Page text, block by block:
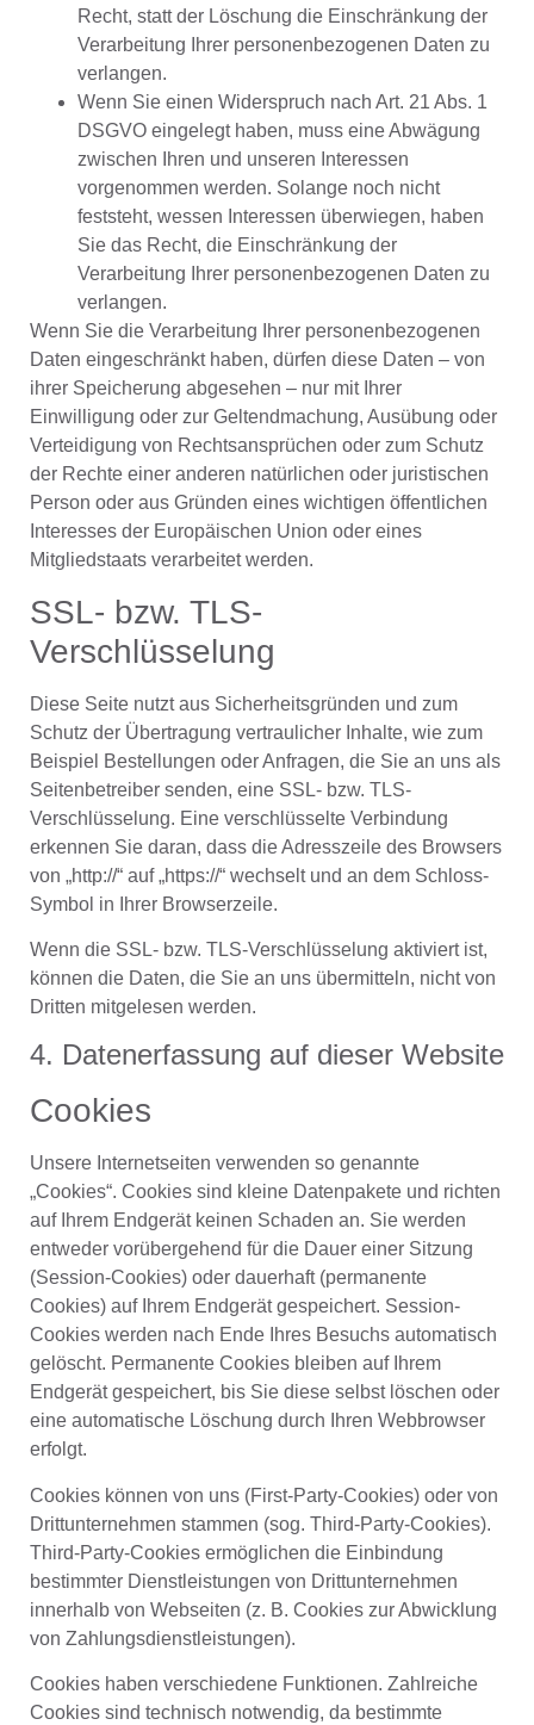
Recht, statt der Löschung die Einschränkung der
Verarbeitung Ihrer personenbezogenen Daten zu
verlangen.
Wenn Sie einen Widerspruch nach Art. 21 Abs. 1
DSGVO eingelegt haben, muss eine Abwägung
zwischen Ihren und unseren Interessen
vorgenommen werden. Solange noch nicht
feststeht, wessen Interessen überwiegen, haben
Sie das Recht, die Einschränkung der
Verarbeitung Ihrer personenbezogenen Daten zu
verlangen.
Wenn Sie die Verarbeitung Ihrer personenbezogenen
Daten eingeschränkt haben, dürfen diese Daten – von
ihrer Speicherung abgesehen – nur mit Ihrer
Einwilligung oder zur Geltendmachung, Ausübung oder
Verteidigung von Rechtsansprüchen oder zum Schutz
der Rechte einer anderen natürlichen oder juristischen
Person oder aus Gründen eines wichtigen öffentlichen
Interesses der Europäischen Union oder eines
Mitgliedstaats verarbeitet werden.
SSL- bzw. TLS-
Verschlüsselung
Diese Seite nutzt aus Sicherheitsgründen und zum
Schutz der Übertragung vertraulicher Inhalte, wie zum
Beispiel Bestellungen oder Anfragen, die Sie an uns als
Seitenbetreiber senden, eine SSL- bzw. TLS-
Verschlüsselung. Eine verschlüsselte Verbindung
erkennen Sie daran, dass die Adresszeile des Browsers
von „http://“ auf „https://“ wechselt und an dem Schloss-
Symbol in Ihrer Browserzeile.
Wenn die SSL- bzw. TLS-Verschlüsselung aktiviert ist,
können die Daten, die Sie an uns übermitteln, nicht von
Dritten mitgelesen werden.
4. Datenerfassung auf dieser Website
Cookies
Unsere Internetseiten verwenden so genannte
„Cookies“. Cookies sind kleine Datenpakete und richten
auf Ihrem Endgerät keinen Schaden an. Sie werden
entweder vorübergehend für die Dauer einer Sitzung
(Session-Cookies) oder dauerhaft (permanente
Cookies) auf Ihrem Endgerät gespeichert. Session-
Cookies werden nach Ende Ihres Besuchs automatisch
gelöscht. Permanente Cookies bleiben auf Ihrem
Endgerät gespeichert, bis Sie diese selbst löschen oder
eine automatische Löschung durch Ihren Webbrowser
erfolgt.
Cookies können von uns (First-Party-Cookies) oder von
Drittunternehmen stammen (sog. Third-Party-Cookies).
Third-Party-Cookies ermöglichen die Einbindung
bestimmter Dienstleistungen von Drittunternehmen
innerhalb von Webseiten (z. B. Cookies zur Abwicklung
von Zahlungsdienstleistungen).
Cookies haben verschiedene Funktionen. Zahlreiche
Cookies sind technisch notwendig, da bestimmte